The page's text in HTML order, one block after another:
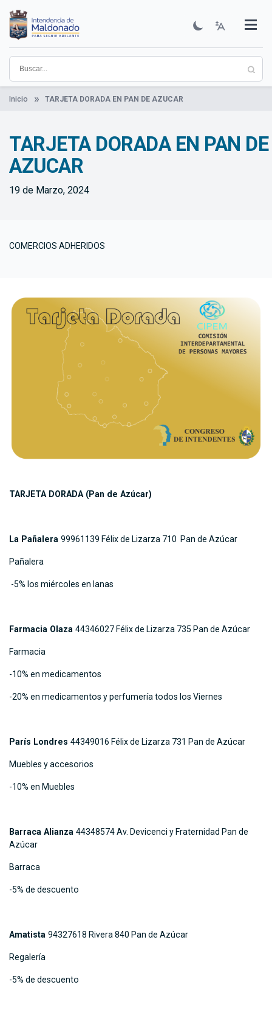
contenido
principal
Institucional
Municipios
Descubre Maldonado
Comunicación
Servicios
Guía De Trámites
Ver Noticias
Inicio TARJETA DORADA EN PAN DE AZUCAR
TARJETA DORADA EN PAN DE
AZUCAR
19 de Marzo, 2024
COMERCIOS ADHERIDOS
TARJETA DORADA (Pan de Azúcar)
La Pañalera 99961139 Félix de Lizarza 710 Pan de Azúcar
Pañalera
-5% los miércoles en lanas
Farmacia Olaza 44346027 Félix de Lizarza 735 Pan de Azúcar
Farmacia
-10% en medicamentos
-20% en medicamentos y perfumería todos los Viernes
París Londres 44349016 Félix de Lizarza 731 Pan de Azúcar
Muebles y accesorios
-10% en Muebles
Barraca Alianza 44348574 Av. Devicenci y Fraternidad Pan de
Azúcar
Barraca
-5% de descuento
Amatista 94327618 Rivera 840 Pan de Azúcar
Regalería
-5% de descuento